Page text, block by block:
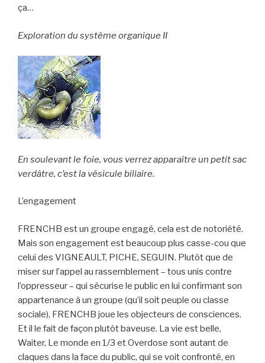
ça…
Exploration du système organique II
En soulevant le foie, vous verrez apparaître un petit sac
verdâtre, c’est la vésicule biliaire.
L’engagement
FRENCHB est un groupe engagé, cela est de notoriété.
Mais son engagement est beaucoup plus casse-cou que
celui des VIGNEAULT, PICHE, SEGUIN. Plutôt que de
miser sur l’appel au rassemblement – tous unis contre
l’oppresseur – qui sécurise le public en lui confirmant son
appartenance à un groupe (qu’il soit peuple ou classe
sociale), FRENCHB joue les objecteurs de consciences.
Et il le fait de façon plutôt baveuse. La vie est belle,
Waiter, Le monde en 1/3 et Overdose sont autant de
claques dans la face du public, qui se voit confronté, en